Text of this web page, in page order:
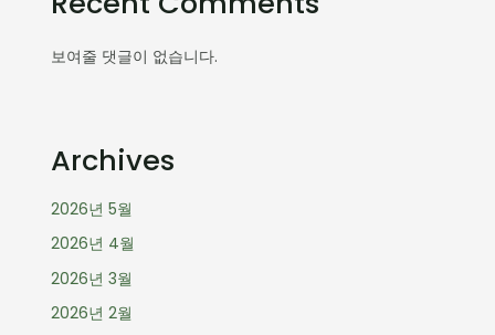
보여줄 댓글이 없습니다.
Archives
2026년 5월
2026년 4월
2026년 3월
2026년 2월